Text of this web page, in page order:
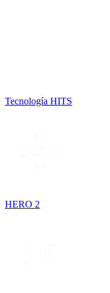
Tecnología HITS
HERO 2